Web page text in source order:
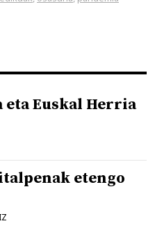
eta Euskal Herria
etengo